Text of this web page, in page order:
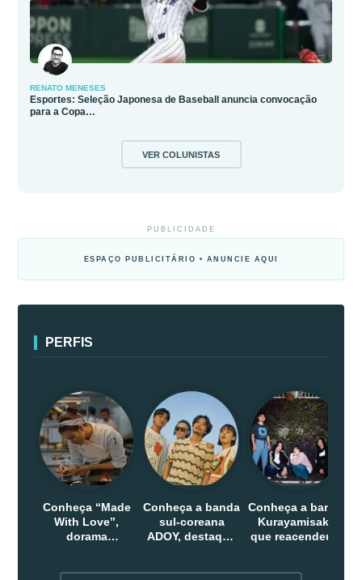
RENATO MENESES
Esportes: Seleção Japonesa de Baseball anuncia convocação
para a Copa…
VER COLUNISTAS
PUBLICIDADE
ESPAÇO PUBLICITÁRIO • ANUNCIE AQUI
PERFIS
Conheça “Made
With Love”,
dorama
Conheça a banda
sul-coreana
ADOY, destaque
Conheça a banda
Kurayamisaka
que reacendeu o